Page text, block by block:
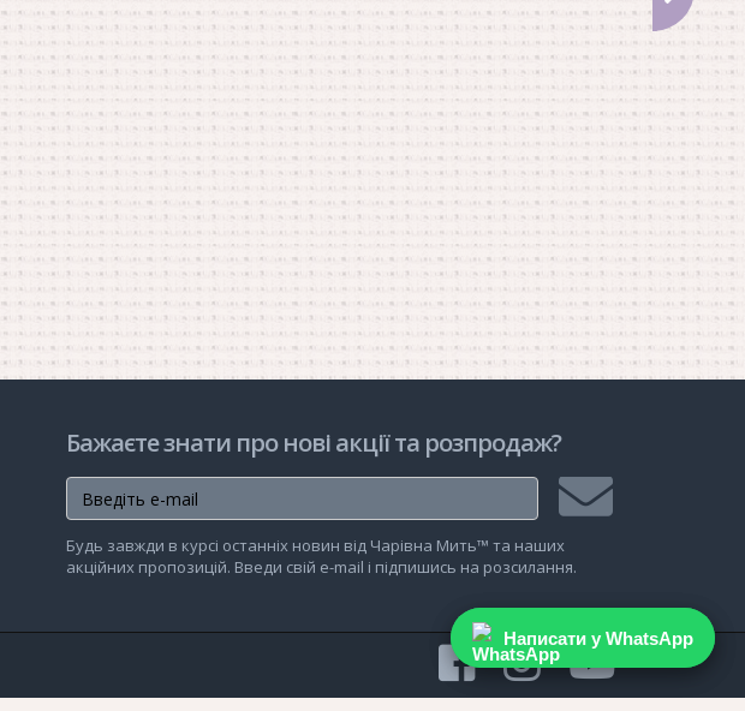
Написати у WhatsApp
Написати у WhatsApp
Бажаєте знати про нові акції та розпродаж?
Будь завжди в курсі останніх новин від Чарівна Мить™ та наших
акційних пропозицій. Введи свій e-mail і підпишись на розсилання.
facebook
instagram